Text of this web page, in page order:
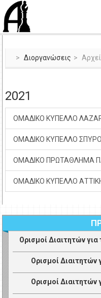
Διοργανώσεις
2021
ΟΜΑΔΙΚΟ ΚΥΠΕΛΛΟ
ΟΜΑΔΙΚΟ ΚΥΠΕΛΛΟ
ΟΜΑΔΙΚΟ ΠΡΩΤΑΘΛΗΜΑ
ΟΜΑΔΙΚΟ ΚΥΠΕΛΛΟ
Ορισμοί Διαιτητών
Ορισμοί Διαιτητών
Ορισμοί Διαιτητών